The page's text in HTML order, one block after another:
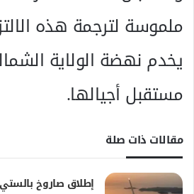
ملموسة لترجمة هذه
يخدم نهضة الولاية
مستقبل أجيالها.
مقالات ذات صلة
إطلاق صاروخ